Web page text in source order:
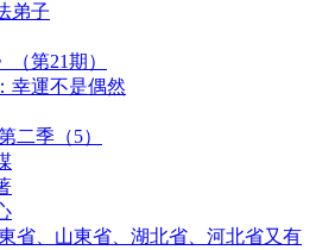
弟子
第21期）
幸運不是偶然
二季（5）
省、山東省、湖北省、河北省又有